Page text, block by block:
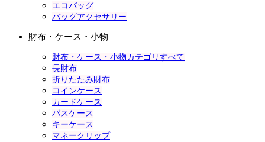
エコバッグ
バッグアクセサリー
財布・ケース・小物
財布・ケース・小物カテゴリすべて
長財布
折りたたみ財布
コインケース
カードケース
パスケース
キーケース
マネークリップ